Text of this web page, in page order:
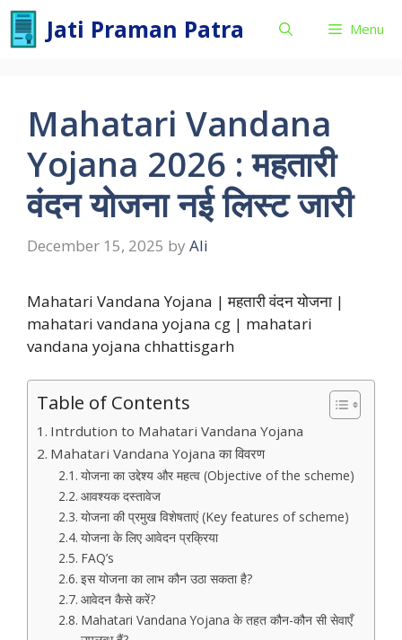
Skip
content
Jati Praman Patra Menu
Mahatari Vandana
Yojana 2026 : महतारी
वंदन योजना नई लिस्ट जारी
December 15, 2025 by Ali
Mahatari Vandana Yojana | महतारी वंदन योजना |
mahatari vandana yojana cg | mahatari
vandana yojana chhattisgarh
Table of Contents
Intrdution to Mahatari Vandana Yojana
Mahatari Vandana Yojana का विवरण
योजना का उद्देश्य और महत्व (Objective of the scheme)
आवश्यक दस्तावेज
योजना की प्रमुख विशेषताएं (Key features of scheme)
योजना के लिए आवेदन प्रक्रिया
FAQ’s
इस योजना का लाभ कौन उठा सकता है?
आवेदन कैसे करें?
Mahatari Vandana Yojana के तहत कौन-कौन सी सेवाएँ